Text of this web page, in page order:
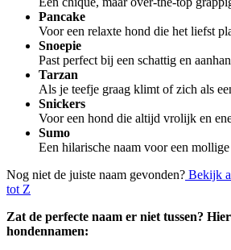
Pancake
Voor een relaxte hond die het liefst
Snoepie
Past perfect bij een schattig en
Tarzan
Als je teefje graag klimt of zich als
Snickers
Voor een hond die altijd vrolijk en
Sumo
Een hilarische naam voor een
Nog niet de juiste naam gevonden? Bekijk
tot Z
Zat de perfecte naam er niet tussen?
hondennamen: